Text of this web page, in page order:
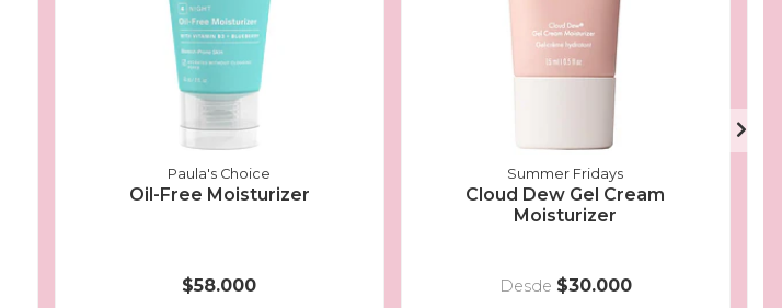
Paula's Choice
Oil-Free Moisturizer
$58.000
Summer Fridays
Cloud Dew Gel Cream
Moisturizer
Desde $30.000